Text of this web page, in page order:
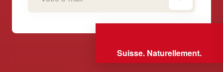
Suisse. Naturellement.